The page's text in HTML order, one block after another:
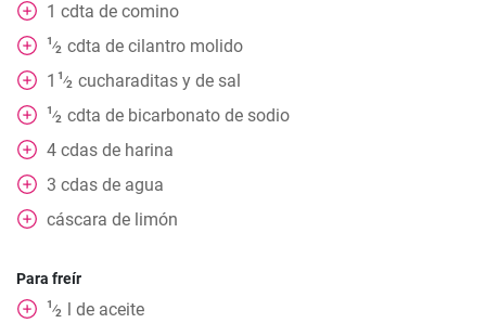
1 cdta de comino
1⁄2 cdta de cilantro molido
1 1⁄2 cucharaditas y de sal
1⁄2 cdta de bicarbonato de sodio
4 cdas de harina
3 cdas de agua
cáscara de limón
Para freír
1⁄2 l de aceite